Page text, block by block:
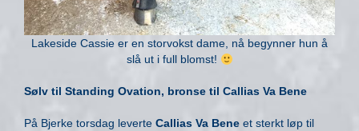
Lakeside Cassie er en storvokst dame, nå begynner hun å
slå ut i full blomst!
Sølv til Standing Ovation, bronse til Callias Va Bene
På Bjerke torsdag leverte Callias Va Bene et sterkt løp til